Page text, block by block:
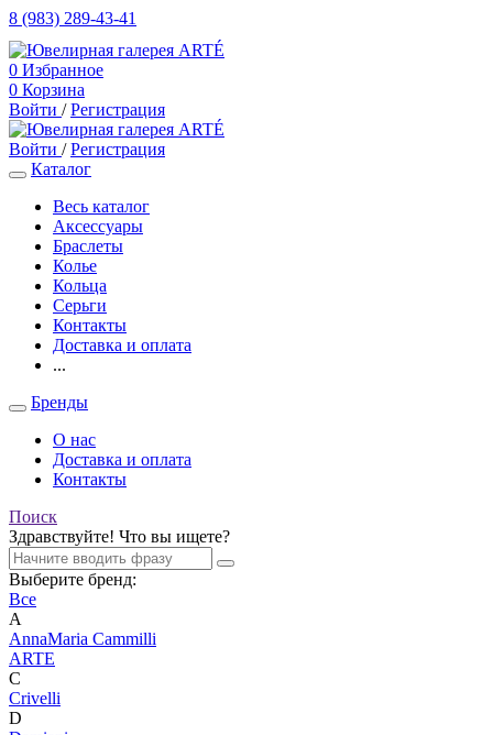
8 (983) 289-43-41
0 Избранное
0 Корзина
Войти / Регистрация
Войти / Регистрация
Каталог
Весь каталог
Аксессуары
Браслеты
Колье
Кольца
Серьги
Контакты
Доставка и оплата
...
Бренды
О нас
Доставка и оплата
Контакты
Поиск
Здравствуйте! Что вы ищете?
Выберите бренд:
Все
A
AnnaMaria Cammilli
ARTE
C
Crivelli
D